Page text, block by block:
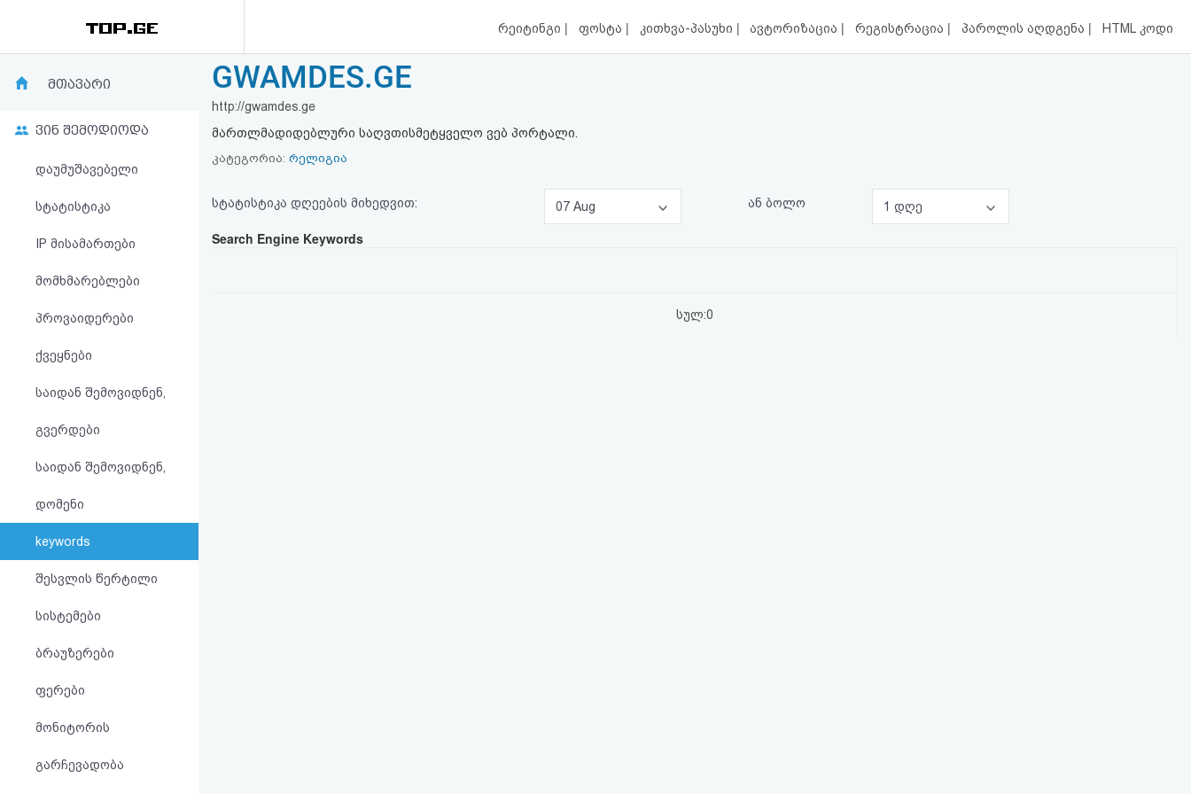
რეიტინგი | ფოსტა | კითხვა-პასუხი | ავტორიზაცია | რეგისტრაცია | პაროლის აღდგენა | HTML კოდი
რეიტინგი
კითხვა-
პასუხი
ავტორიზაცია
რეგისტრაცია
სალიცენზიო
შეთანხმება
მთავარი
ვინ შემოდიოდა
დაუმუშავებელი
სტატისტიკა
IP მისამართები
მომხმარებლები
პროვაიდერები
ქვეყნები
საიდან შემოვიდნენ,
გვერდები
საიდან შემოვიდნენ,
დომენი
keywords
შესვლის წერტილი
სისტემები
ბრაუზერები
ფერები
მონიტორის
გარჩევადობა
GWAMDES.GE
http://gwamdes.ge
მართლმადიდებლური საღვთისმეტყველო ვებ პორტალი.
კატეგორია: რელიგია
სტატისტიკა დღეების მიხედვით: 07 Aug ან ბოლო 1 დღე
Search Engine Keywords
სულ:0